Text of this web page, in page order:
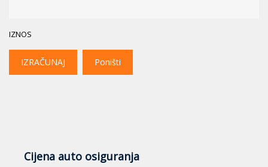
IZNOS
IZRAČUNAJ Poništi
Cijena auto osiguranja